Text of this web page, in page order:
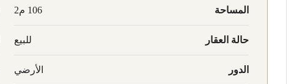
المساحة 106 م2
حالة العقار للبيع
الدور الأرضي